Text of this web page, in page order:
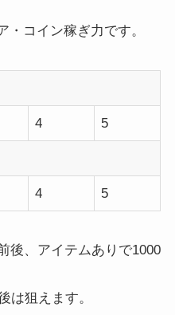
・コイン稼ぎ力です。
4 5
4 5
後、アイテムありで1000
は狙えます。